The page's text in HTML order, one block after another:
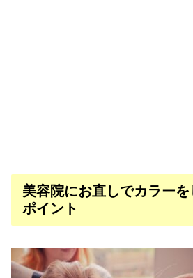
美容院にお直しでカラー
ポイント